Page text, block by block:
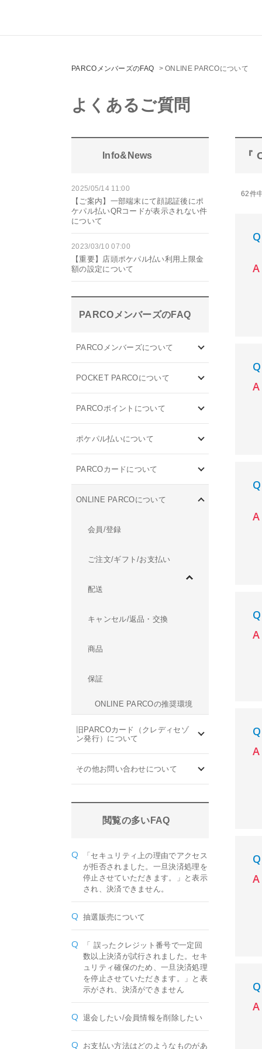
PARCOメンバーズのFAQ >ONLINE PARCOについて
よくあるご質問
Info&News
2025/05/14 11:00
【ご案内】一部端末にて顔認証後にポ
ケパル払いQRコードが表示されない件
について
2023/03/10 07:00
【重要】店頭ポケパル払い利用上限金
額の設定について
PARCOメンバーズのFAQ
PARCOメンバーズについて
POCKET PARCOについて
PARCOポイントについて
ポケパル払いについて
PARCOカードについて
ONLINE PARCOについて
会員/登録
ご注文/ギフト/お支払い
配送
キャンセル/返品・交換
商品
保証
ONLINE PARCOの推奨環境
旧PARCOカード（クレディセゾ
ン発行）について
その他お問い合わせについて
閲覧の多いFAQ
「セキュリティ上の理由でアクセス
が拒否されました。一旦決済処理を
停止させていただきます。」と表示
され、決済できません。
抽選販売について
「 誤ったクレジット番号で一定回
数以上決済が試行されました。セキ
ュリティ確保のため、一旦決済処理
を停止させていただきます。」と表
示がされ、決済ができません
退会したい/会員情報を削除したい
お支払い方法はどのようなものがあ
『
62件